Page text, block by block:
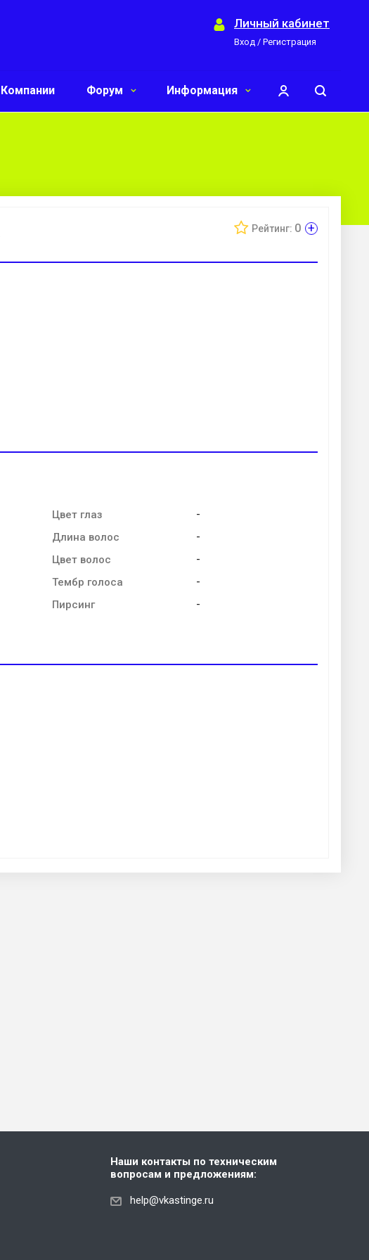
Личный кабинет
Вход / Регистрация
Компании Форум Информация
Рейтинг: 0 +
Цвет глаз -
Длина волос -
Цвет волос -
Тембр голоса -
Пирсинг -
Наши контакты по техническим
вопросам и предложениям:
help@vkastinge.ru